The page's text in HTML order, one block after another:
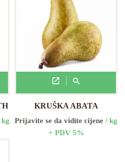
kg
KRUŠKA ABATA
Prijavite se da vidite cijene / kg
+ PDV 5%